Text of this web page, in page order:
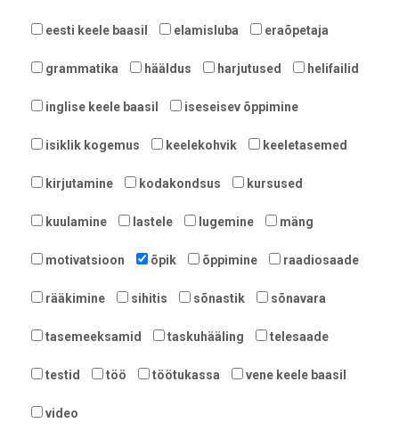
eesti keele baasil elamisluba eraõpetaja
grammatika hääldus harjutused helifailid
inglise keele baasil iseseisev õppimine
isiklik kogemus keelekohvik keeletasemed
kirjutamine kodakondsus kursused
kuulamine lastele lugemine mäng
motivatsioon õpik õppimine raadiosaade
rääkimine sihitis sõnastik sõnavara
tasemeeksamid taskuhääling telesaade
testid töö töötukassa vene keele baasil
video